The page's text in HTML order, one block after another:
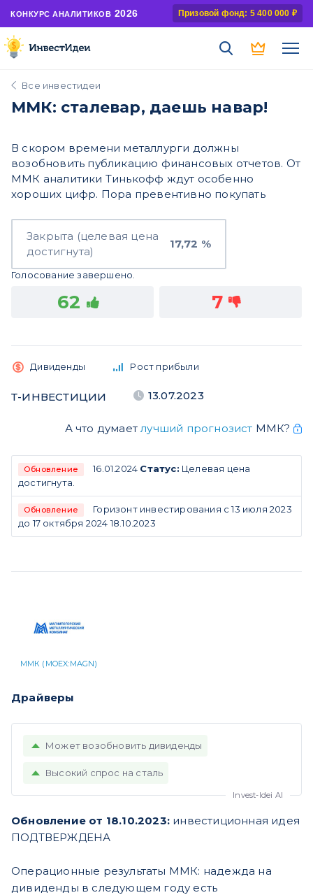
КОНКУРС АНАЛИТИКОВ 2026 Призовой фонд: 5 400 000 ₽
Все инвестидеи
ММК: сталевар, даешь навар!
В скором времени металлурги должны
возобновить публикацию финансовых отчетов. От
ММК аналитики Тинькофф ждут особенно
хороших цифр. Пора превентивно покупать
Закрыта (целевая цена
достигнута)
17,72 %
Голосование завершено.
62 7
Дивиденды Рост прибыли
Т-ИНВЕСТИЦИИ 13.07.2023
А что думает лучший прогнозист ММК?
Обновление 16.01.2024 Статус: Целевая цена
достигнута.
Обновление
Горизонт инвестирования с 13 июля 2023
до 17 октября 2024 18.10.2023
ММК (MOEX:MAGN)
Драйверы
Может возобновить дивиденды
Высокий спрос на сталь
Обновление от 18.10.2023: инвестиционная идея
ПОДТВЕРЖДЕНА
Операционные результаты ММК: надежда на
дивиденды в следующем году есть